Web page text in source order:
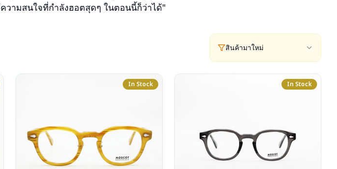
วามสนใจที่กำลังฮอตสุดๆ ในตอนนี้ก็ว่าได้"
สินค้ามาใหม่
In Stock In Stock